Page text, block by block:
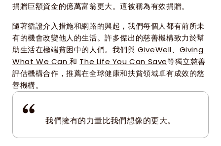
捐贈巨額資金的億萬富翁更大。這被稱為有效捐贈。
隨著循證介入措施和網路的興起，我們每個人都有前所未
有的機會改變他人的生活。許多傑出的慈善機構致力於幫
助生活在極端貧困中的人們。我們與 GiveWell、 Giving
What We Can 和 The Life You Can Save等獨立慈善
評估機構合作，推薦在全球健康和扶貧領域卓有成效的慈
善機構。
我們擁有的力量比我們想像的更大。